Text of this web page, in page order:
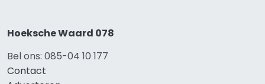
Hoeksche Waard 078
Bel ons: 085-04 10 177
Contact